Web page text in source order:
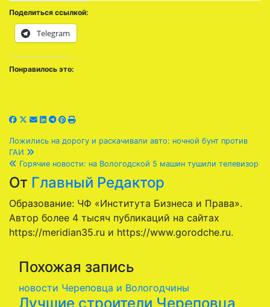
Поделиться ссылкой:
Telegram
Понравилось это:
Навигация
по
записям
Ложились на дорогу и раскачивали авто: ночной бунт против
ГАИ
Горячие новости: на Вологодской 5 машин тушили телевизор
От Главный Редактор
Образование: ЧФ «Института Бизнеса и Права».
Автор более 4 тысяч публикаций на сайтах
https://meridian35.ru и https://www.gorodche.ru.
Похожая запись
новости Череповца и Вологодчины
Лучшие строители Череповца